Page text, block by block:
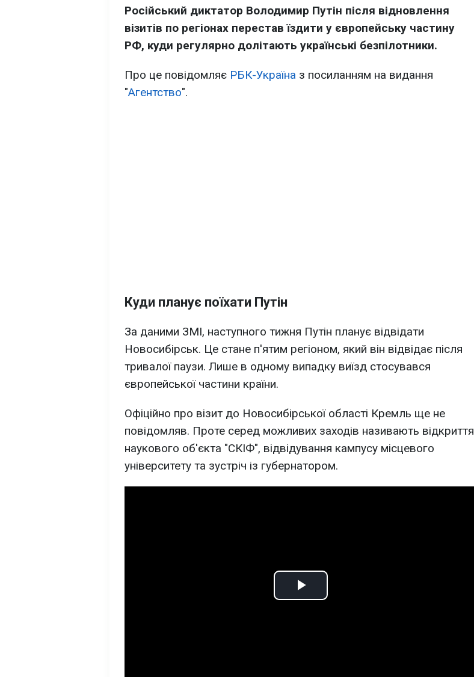
Російський диктатор Володимир Путін після відновлення
візитів по регіонах перестав їздити у європейську частину
РФ, куди регулярно долітають українські безпілотники.
Про це повідомляє РБК-Україна з посиланням на видання
"Агентство".
Куди планує поїхати Путін
За даними ЗМІ, наступного тижня Путін планує відвідати
Новосибірськ. Це стане п'ятим регіоном, який він відвідає після
тривалої паузи. Лише в одному випадку виїзд стосувався
європейської частини країни.
Офіційно про візит до Новосибірської області Кремль ще не
повідомляв. Проте серед можливих заходів називають відкриття
наукового об'єкта "СКІФ", відвідування кампусу місцевого
університету та зустріч із губернатором.
Play